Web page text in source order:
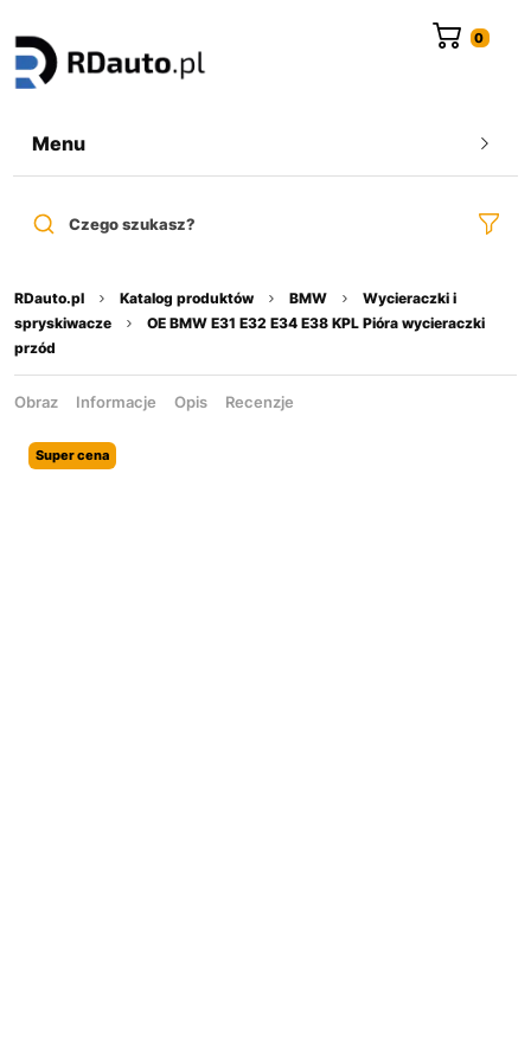
Menu
Czego szukasz?
RDauto.pl Katalog produktów BMW
Wycieraczki i
spryskiwacze
OE BMW E31 E32 E34 E38 KPL Pióra wycieraczki
przód
Obraz Informacje Opis Recenzje
Super cena